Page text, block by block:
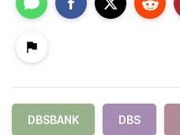
DBSBANK DBS